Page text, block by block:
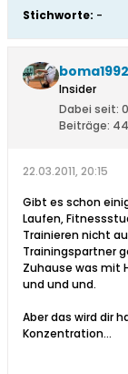
Stichworte: -
boma1992
Insider
Dabei seit:
Beiträge:
22.03.2011, 20:15
Gibt es schon
Laufen,
Trainieren nicht
Trainingspartner
Zuhause was mit
und und und.
Aber das wird dir
Konzentration...